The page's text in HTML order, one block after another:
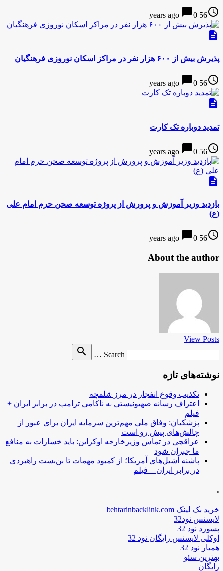
access_time
56 years ago
chat_bubble0
description
پذیرش بیش از ۶۰۰ هزار نفر در مراکز اسکان نوروزی فرهنگیان
access_time
56 years ago
chat_bubble0
description
تمدید دوباره تک کارت
access_time
56 years ago
chat_bubble0
description
بازدید وزیر آموزش و پرورش از پروژه توسعه صحن حرم امام علی
(ع)
access_time
56 years ago
chat_bubble0
About the author
View Posts
Search …
search
نوشته‌های تازه
تکذیب وقوع انفجار در مرز شلمچه
اعتراف رسانه صهیونیستی به ناکامی ترامپ در برابر ایران +
فیلم
پزشکیان: وفاق ملی مهم‌ترین سرمایه ایران برای عبور از
چالش‌های پیش رو است
عراقچی در تماس وزیرخارجه اوکراین: باید خسارات به منافع
ما جبران شود
پاشنه آشیل‌های آمریکا؛ از کمبود مهمات تا بن‌بست راهبردی
در برابر ایران + فیلم
.
خرید بک لینک behtarinbacklink.com
لایسنس نود32
پسورد نود 32
اوکلی لایسنس رایگان نود 32
همیار نود 32
بهترین سئو
رایگان